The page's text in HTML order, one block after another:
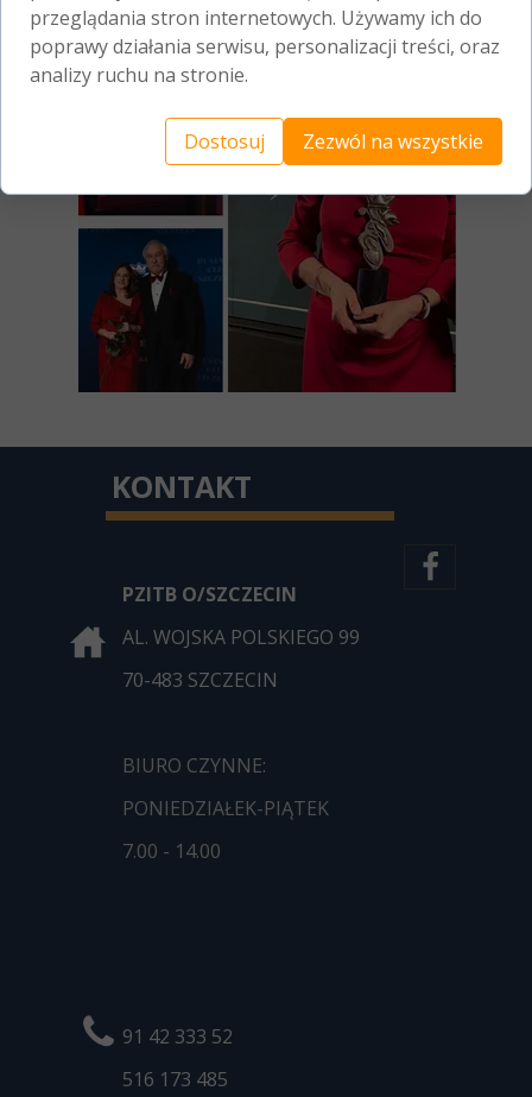
KONTAKT
PZITB O/SZCZECIN
AL. WOJSKA POLSKIEGO 99
70-483 SZCZECIN
BIURO CZYNNE:
PONIEDZIAŁEK-PIĄTEK
7.00 - 14.00
91 42 333 52
516 173 485
przeglądania stron internetowych. Używamy ich do
poprawy działania serwisu, personalizacji treści, oraz
analizy ruchu na stronie.
Dostosuj Zezwól na wszystkie